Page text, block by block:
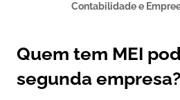
Contabilidade e
Quem tem MEI
segunda empresa?